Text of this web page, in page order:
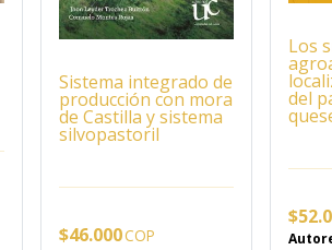
Sistema integrado de
producción con mora
de Castilla y sistema
silvopastoril
$46.000
Los
del
$